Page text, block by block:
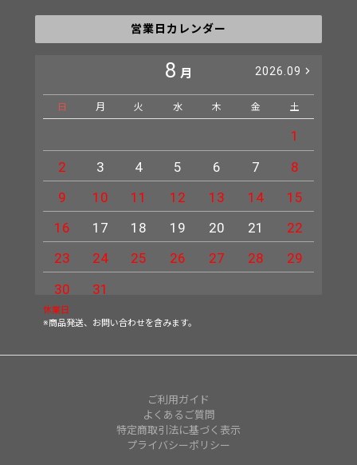
営業日カレンダー
8 月 2026.09
日 月 火 水 木 金 土
1
2
3 4 5 6 7
8
9
10 11 12 13 14
15
16
17 18 19 20 21
22
23
24 25 26 27 28
29
30
31
休業日
※商品発送、お問い合わせを含みます。
ご利用ガイド
よくあるご質問
特定商取引法に基づく表示
プライバシーポリシー